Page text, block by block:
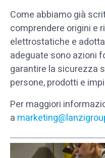
Come abbiamo già
comprendere origini e
elettrostatiche e
adeguate sono azioni
garantire la sicurezza
persone, prodotti e
Per maggiori
a